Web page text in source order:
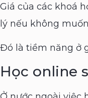
Giá của các khoá
lý nếu không
Đó là tiềm năng ở
Học online